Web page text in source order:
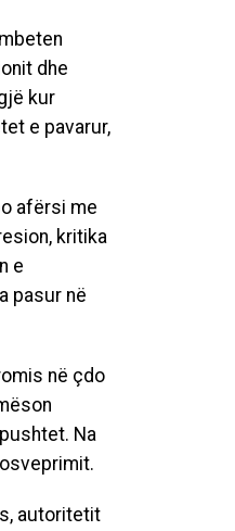
mbeten
dhe
kur
e pavarur,
afërsi me
kritika
e
pasur në
në çdo
Na
autoritetit